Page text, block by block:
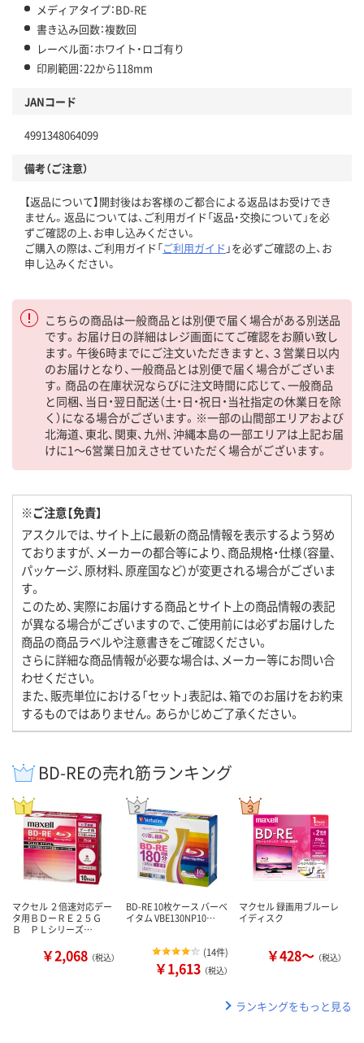
メディアタイプ：BD-RE
書き込み回数：複数回
レーベル面：ホワイト・ロゴ有り
印刷範囲：22から118mm
JANコード
4991348064099
備考（ご注意）
【返品について】開封後はお客様のご都合による返品はお受けでき
ません。返品については、ご利用ガイド「返品・交換について」を必
ずご確認の上、お申し込みください。
ご購入の際は、ご利用ガイド「ご利用ガイド 」を必ずご確認の上、お
申し込みください。
こちらの商品は一般商品とは別便で届く場合がある別送品
です。お届け日の詳細はレジ画面にてご確認をお願い致し
ます。午後6時までにご注文いただきますと、３営業日以内
のお届けとなり、一般商品とは別便で届く場合がございま
す。商品の在庫状況ならびに注文時間に応じて、一般商品
と同梱、当日・翌日配送（土・日・祝日・当社指定の休業日を除
く）になる場合がございます。※一部の山間部エリアおよび
北海道、東北、関東、九州、沖縄本島の一部エリアは上記お届
けに1～6営業日加えさせていただく場合がございます。
※ご注意【免責】
アスクルでは、サイト上に最新の商品情報を表示するよう努め
ておりますが、メーカーの都合等により、商品規格・仕様（容量、
パッケージ、原材料、原産国など）が変更される場合がございま
す。
このため、実際にお届けする商品とサイト上の商品情報の表記
が異なる場合がございますので、ご使用前には必ずお届けした
商品の商品ラベルや注意書きをご確認ください。
さらに詳細な商品情報が必要な場合は、メーカー等にお問い合
わせください。
また、販売単位における「セット」表記は、箱でのお届けをお約束
するものではありません。あらかじめご了承ください。
BD-REの売れ筋ランキング
マクセル ２倍速対応デー
タ用ＢＤーＲＥ２５Ｇ
Ｂ ＰＬシリーズ…
￥2,068 （税込）
BD-RE 10枚ケース バーベ
イタム VBE130NP10…
(14件)
￥1,613 （税込）
マクセル 録画用ブルーレ
イディスク
￥428～ （税込）
ランキングをもっと見る